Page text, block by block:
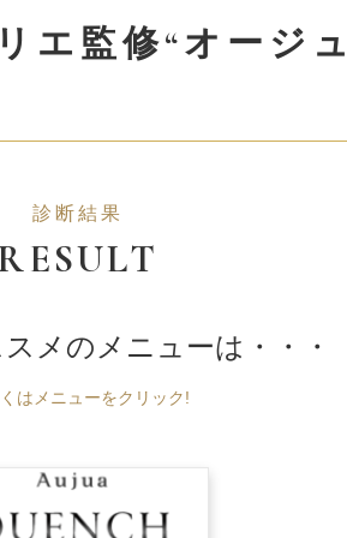
エ監修“オージ
診断結果
メの メニューは・・・
はメニューをクリック!